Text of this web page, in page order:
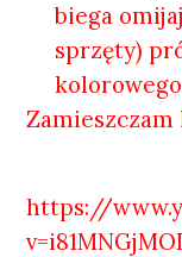
biega
sprzęty)
https://